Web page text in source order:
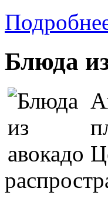
Блюда